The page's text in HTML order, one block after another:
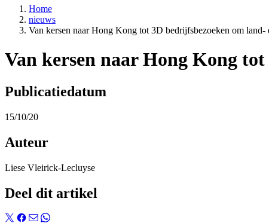
Home
nieuws
Van kersen naar Hong Kong tot 3D bedrijfsbezoeken om land-
Van kersen naar Hong Kong
Publicatiedatum
15/10/20
Auteur
Liese Vleirick-Lecluyse
Deel dit artikel